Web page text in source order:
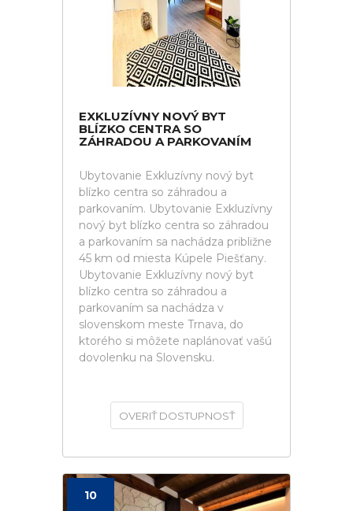
EXKLUZÍVNY NOVÝ BYT
BLÍZKO CENTRA SO
ZÁHRADOU A PARKOVANÍM
Ubytovanie Exkluzívny nový byt
blízko centra so záhradou a
parkovaním. Ubytovanie Exkluzívny
nový byt blízko centra so záhradou
a parkovaním sa nachádza približne
45 km od miesta Kúpele Piešťany.
Ubytovanie Exkluzívny nový byt
blízko centra so záhradou a
parkovaním sa nachádza v
slovenskom meste Trnava, do
ktorého si môžete naplánovať vašú
dovolenku na Slovensku.
OVERIŤ DOSTUPNOSŤ
10